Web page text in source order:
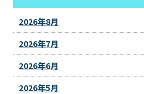
2026年8月
2026年7月
2026年6月
2026年5月